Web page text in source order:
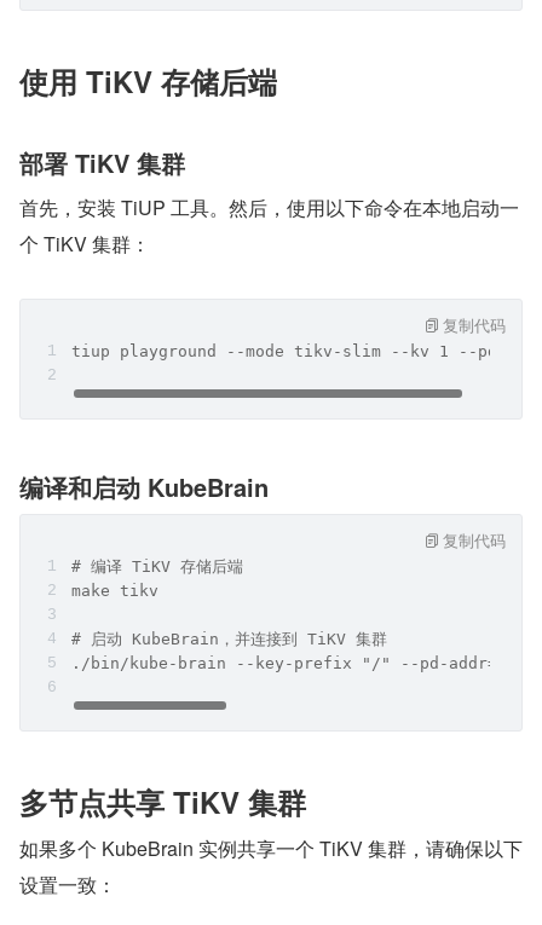
使用 TiKV 存储后端
部署 TiKV 集群
首先，安装 TiUP 工具。然后，使用以下命令在本地启动一
个 TiKV 集群：
tiup playground --mode tikv-slim --kv 1 --pd 1
复制代码
编译和启动 KubeBrain
# 编译 TiKV 存储后端
make tikv
# 启动 KubeBrain，并连接到 TiKV 集群
./bin/kube-brain --key-prefix "/" --pd-
复制代码
多节点共享 TiKV 集群
如果多个 KubeBrain 实例共享一个 TiKV 集群，请确保以下
设置一致：